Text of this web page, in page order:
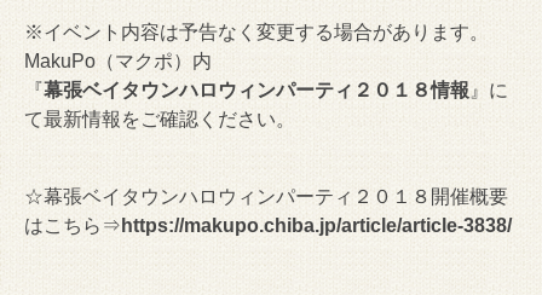
※イベント内容は予告なく変更する場合があります。
MakuPo（マクポ）内
『幕張ベイタウンハロウィンパーティ２０１８情報』に
て最新情報をご確認ください。
☆幕張ベイタウンハロウィンパーティ２０１８開催概要
はこちら⇒ https://makupo.chiba.jp/article/article-3838/